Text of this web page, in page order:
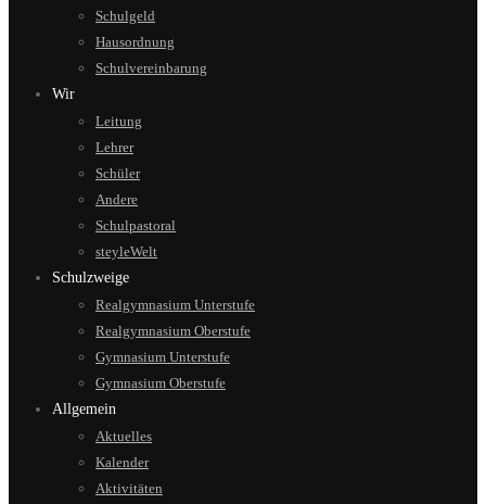
Schulgeld
Hausordnung
Schulvereinbarung
Wir
Leitung
Lehrer
Schüler
Andere
Schulpastoral
steyleWelt
Schulzweige
Realgymnasium Unterstufe
Realgymnasium Oberstufe
Gymnasium Unterstufe
Gymnasium Oberstufe
Allgemein
Aktuelles
Kalender
Aktivitäten